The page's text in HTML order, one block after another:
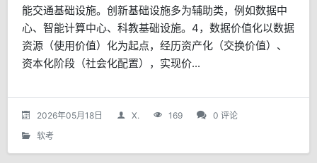
能交通基础设施。创新基础设施多为辅助类，例如数据中
心、智能计算中心、科教基础设施。4，数据价值化以数据
资源（使用价值）化为起点，经历资产化（交换价值）、
资本化阶段（社会化配置），实现价...
2026年05月18日 X. 169
0 评论
软考